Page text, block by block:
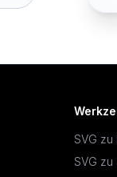
SVG zu
SVG zu